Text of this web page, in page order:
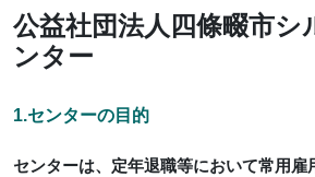
公益社団法人四條畷市シ
ンター
1.センターの目的
センターは、定年退職等において常用雇